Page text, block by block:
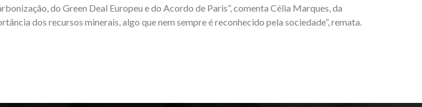
do Green Deal Europeu e do Acordo de Paris”, comenta Célia Marques, da
dos recursos minerais, algo que nem sempre é reconhecido pela sociedade”, remata.